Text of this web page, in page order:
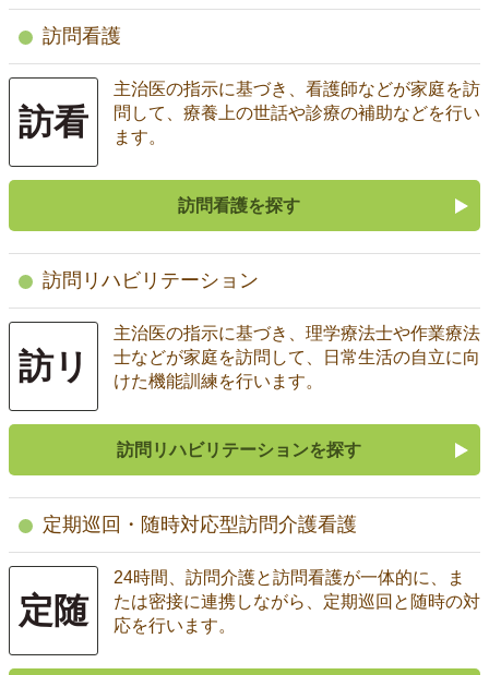
訪問看護
訪看
主治医の指示に基づき、看護師などが家庭を訪
問して、療養上の世話や診療の補助などを行い
ます。
訪問看護を探す
訪問リハビリテーション
訪リ
主治医の指示に基づき、理学療法士や作業療法
士などが家庭を訪問して、日常生活の自立に向
けた機能訓練を行います。
訪問リハビリテーションを探す
定期巡回・随時対応型訪問介護看護
定随
24時間、訪問介護と訪問看護が一体的に、ま
たは密接に連携しながら、定期巡回と随時の対
応を行います。